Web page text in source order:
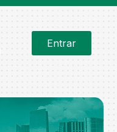
Entrar